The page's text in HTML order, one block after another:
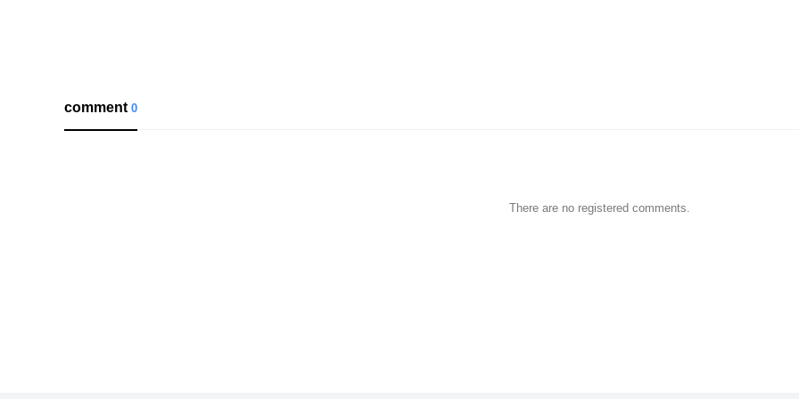
comment0
There are no registered comments.